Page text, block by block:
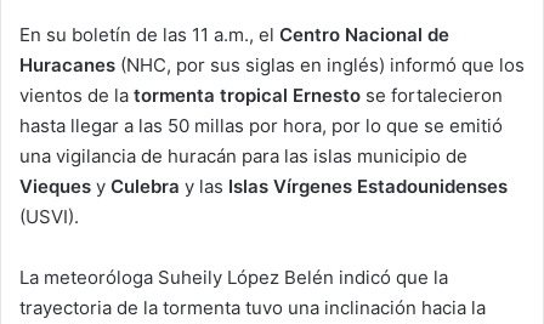
En su boletín de las 11 a.m., el Centro Nacional de
Huracanes (NHC, por sus siglas en inglés) informó que los
vientos de la tormenta tropical Ernesto se fortalecieron
hasta llegar a las 50 millas por hora, por lo que se emitió
una vigilancia de huracán para las islas municipio de
Vieques y Culebra y las Islas Vírgenes Estadounidenses
(USVI).
La meteoróloga Suheily López Belén indicó que la
trayectoria de la tormenta tuvo una inclinación hacia la